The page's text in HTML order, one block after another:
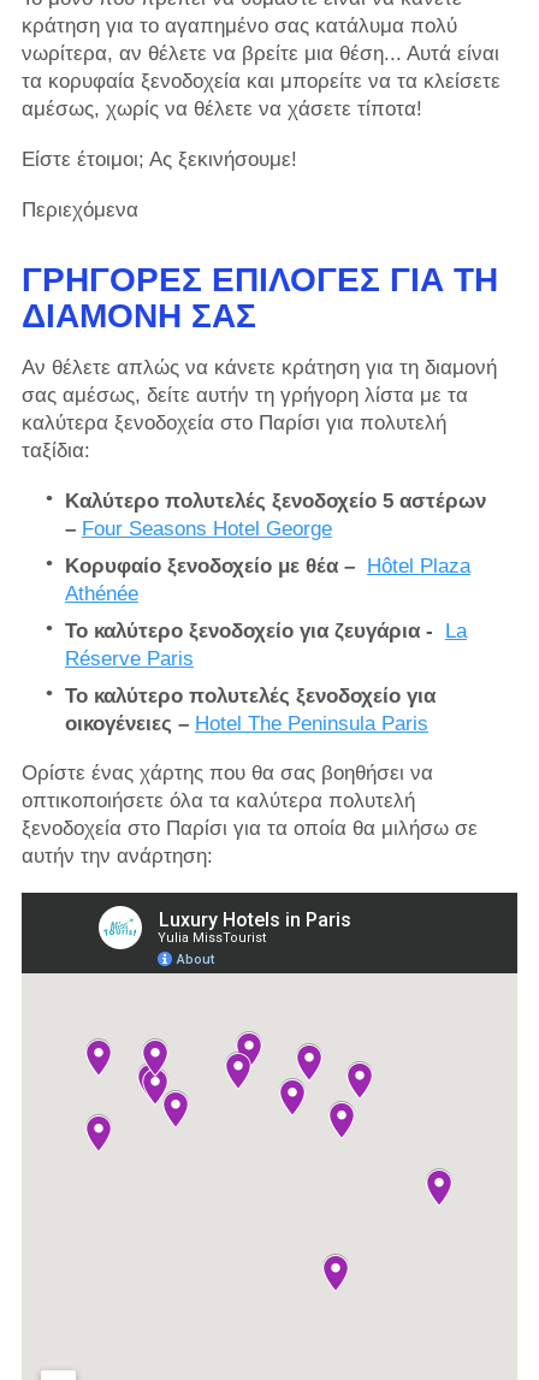
κράτηση για το αγαπημένο σας κατάλυμα πολύ
νωρίτερα, αν θέλετε να βρείτε μια θέση... Αυτά είναι
τα κορυφαία ξενοδοχεία και μπορείτε να τα κλείσετε
αμέσως, χωρίς να θέλετε να χάσετε τίποτα!
Είστε έτοιμοι; Ας ξεκινήσουμε!
Περιεχόμενα
ΓΡΉΓΟΡΕΣ ΕΠΙΛΟΓΈΣ ΓΙΑ ΤΗ
ΔΙΑΜΟΝΉ ΣΑΣ
Αν θέλετε απλώς να κάνετε κράτηση για τη διαμονή
σας αμέσως, δείτε αυτήν τη γρήγορη λίστα με τα
καλύτερα ξενοδοχεία στο Παρίσι για πολυτελή
ταξίδια:
Καλύτερο πολυτελές ξενοδοχείο 5 αστέρων
– Four Seasons Hotel George
Κορυφαίο ξενοδοχείο με θέα – Hôtel Plaza
Athénée
Το καλύτερο ξενοδοχείο για ζευγάρια -
La
Réserve Paris
Το καλύτερο πολυτελές ξενοδοχείο για
οικογένειες – Hotel The Peninsula Paris
Ορίστε ένας χάρτης που θα σας βοηθήσει να
οπτικοποιήσετε όλα τα καλύτερα πολυτελή
ξενοδοχεία στο Παρίσι για τα οποία θα μιλήσω σε
αυτήν την ανάρτηση: